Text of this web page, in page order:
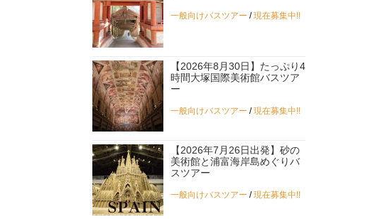
一般向けバスツアー /現在募集中!!
【2026年8月30日】たっぷり4
時間大塚国際美術館バスツア
ー
一般向けバスツアー /現在募集中!!
【2026年7月26日出発】砂の
美術館と浦富海岸島めぐりバ
スツアー
一般向けバスツアー /現在募集中!!